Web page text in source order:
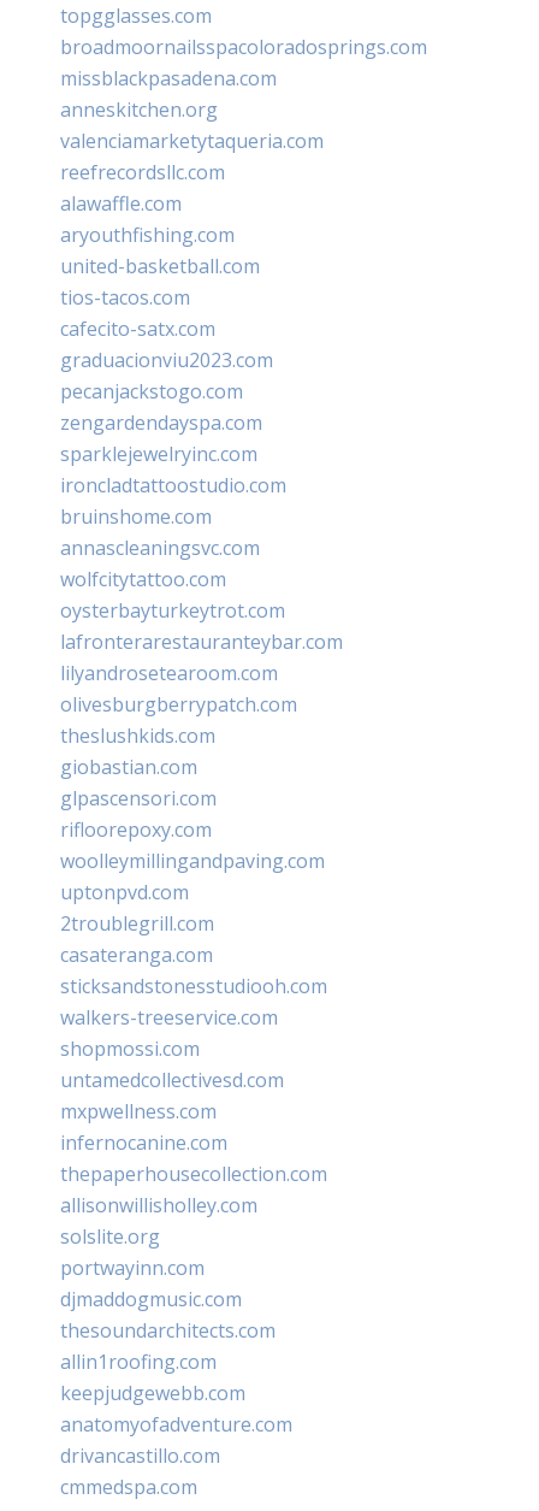
topgglasses.com
broadmoornailsspacoloradosprings.com
missblackpasadena.com
anneskitchen.org
valenciamarketytaqueria.com
reefrecordsllc.com
alawaffle.com
aryouthfishing.com
united-basketball.com
tios-tacos.com
cafecito-satx.com
graduacionviu2023.com
pecanjackstogo.com
zengardendayspa.com
sparklejewelryinc.com
ironcladtattoostudio.com
bruinshome.com
annascleaningsvc.com
wolfcitytattoo.com
oysterbayturkeytrot.com
lafronterarestauranteybar.com
lilyandrosetearoom.com
olivesburgberrypatch.com
theslushkids.com
giobastian.com
glpascensori.com
rifloorepoxy.com
woolleymillingandpaving.com
uptonpvd.com
2troublegrill.com
casateranga.com
sticksandstonesstudiooh.com
walkers-treeservice.com
shopmossi.com
untamedcollectivesd.com
mxpwellness.com
infernocanine.com
thepaperhousecollection.com
allisonwillisholley.com
solslite.org
portwayinn.com
djmaddogmusic.com
thesoundarchitects.com
allin1roofing.com
keepjudgewebb.com
anatomyofadventure.com
drivancastillo.com
cmmedspa.com